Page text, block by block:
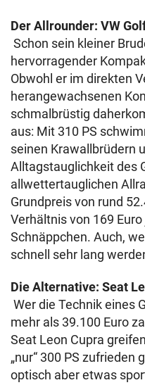
Der Allrounder: VW
Schon sein kleiner
hervorragender
Obwohl er im direkten
herangewachsenen
schmalbrüstig
aus: Mit 310 PS
seinen Krawallbrüdern
Alltagstauglichkeit des
allwettertauglichen
Grundpreis von rund
Verhältnis von 169
Schnäppchen. Auch,
schnell sehr lang
Die Alternative: Seat
Wer die Technik eines
mehr als 39.100 Euro
Seat Leon Cupra
„nur“ 300 PS zufrieden
optisch aber etwas